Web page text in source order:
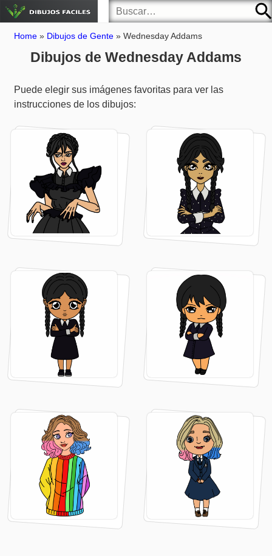
Home » Dibujos de Gente »Wednesday Addams
Dibujos de Wednesday Addams
Puede elegir sus imágenes favoritas para ver las
instrucciones de los dibujos: